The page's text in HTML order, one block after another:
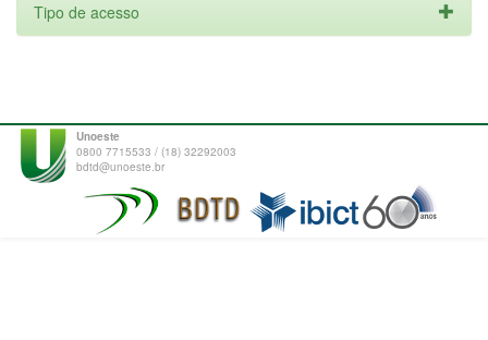
Tipo de acesso
Unoeste
0800 7715533 / (18) 32292003
bdtd@unoeste.br